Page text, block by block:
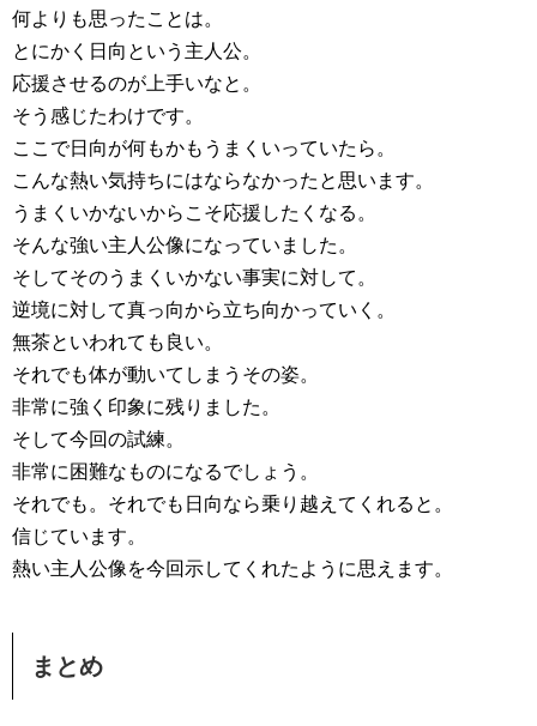
何よりも思ったことは。
とにかく日向という主人公。
応援させるのが上手いなと。
そう感じたわけです。
ここで日向が何もかもうまくいっていたら。
こんな熱い気持ちにはならなかったと思います。
うまくいかないからこそ応援したくなる。
そんな強い主人公像になっていました。
そしてそのうまくいかない事実に対して。
逆境に対して真っ向から立ち向かっていく。
無茶といわれても良い。
それでも体が動いてしまうその姿。
非常に強く印象に残りました。
そして今回の試練。
非常に困難なものになるでしょう。
それでも。それでも日向なら乗り越えてくれると。
信じています。
熱い主人公像を今回示してくれたように思えます。
まとめ